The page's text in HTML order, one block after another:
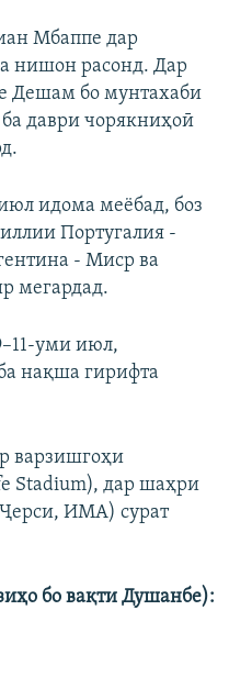
Мбаппе дар
нишон расонд. Дар
Дешам бо мунтахаби
даври чорякниҳоӣ
идома меёбад, боз
Португалия -
- Миср ва
мегардад.
уми июл,
нақша гирифта
варзишгоҳи
Stadium), дар шаҳри
ИМА) сурат
бо вақти Душанбе):